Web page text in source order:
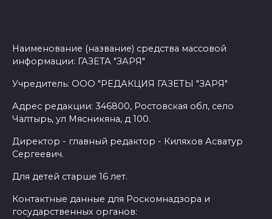
Наименование (название) средства массовой
информации: ГАЗЕТА "ЗАРЯ"
Учредитель: ООО "РЕДАКЦИЯ ГАЗЕТЫ "ЗАРЯ"
Адрес редакции: 346800, Ростовская обл, село
Чалтырь, ул Мясникяна, д 100.
Директор - главный редактор - Киляхов Асватур
Сергеевич.
Для детей старше 16 лет.
Контактные данные для Роскомнадзора и
государственных органов: